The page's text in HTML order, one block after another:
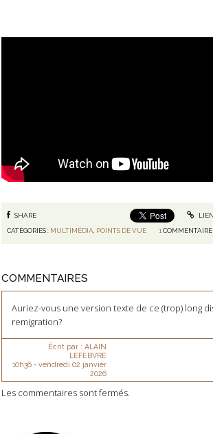
SHARE
CATÉGORIES : MULTIMÉDIA POINTS DE VUE 1 COMMENTAIRE
COMMENTAIRES
Auriez-vous une version texte de ce (trop) long
remigration?
Écrit par : ALAIN
LEFEBVRE
10h36- vendredi 02 janvier
2026
Les commentaires sont fermés.